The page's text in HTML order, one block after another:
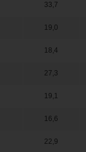
33,7
19,0
18,4
27,3
19,1
16,6
22,9